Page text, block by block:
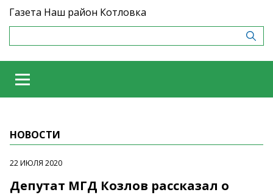
Газета Наш район Котловка
НОВОСТИ
22 ИЮЛЯ 2020
Депутат МГД Козлов рассказал о